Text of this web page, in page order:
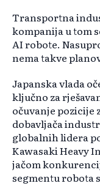
Transportna
kompanija u tom
AI robote.
nema takve
Japanska vlada
ključno za
očuvanje pozicije
dobavljača
globalnih lidera
Kawasaki Heavy
jačom
segmentu robota